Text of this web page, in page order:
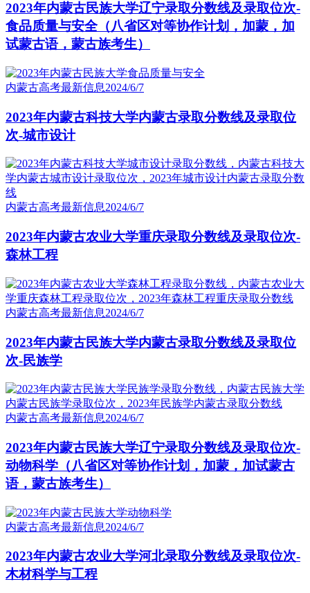
2023年内蒙古民族大学辽宁录取分数线及录取位次-
食品质量与安全（八省区对等协作计划，加蒙，加
试蒙古语，蒙古族考生）
内蒙古高考最新信息2024/6/7
2023年内蒙古科技大学内蒙古录取分数线及录取位
次-城市设计
内蒙古高考最新信息2024/6/7
2023年内蒙古农业大学重庆录取分数线及录取位次-
森林工程
内蒙古高考最新信息2024/6/7
2023年内蒙古民族大学内蒙古录取分数线及录取位
次-民族学
内蒙古高考最新信息2024/6/7
2023年内蒙古民族大学辽宁录取分数线及录取位次-
动物科学（八省区对等协作计划，加蒙，加试蒙古
语，蒙古族考生）
内蒙古高考最新信息2024/6/7
2023年内蒙古农业大学河北录取分数线及录取位次-
木材科学与工程